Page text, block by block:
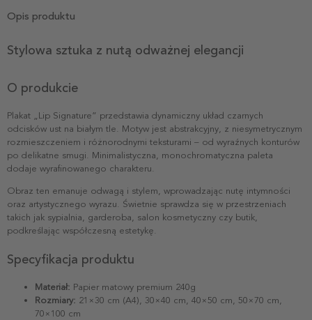
Opis produktu
Stylowa sztuka z nutą odważnej elegancji
O produkcie
Plakat „Lip Signature” przedstawia dynamiczny układ czarnych
odcisków ust na białym tle. Motyw jest abstrakcyjny, z niesymetrycznym
rozmieszczeniem i różnorodnymi teksturami – od wyraźnych konturów
po delikatne smugi. Minimalistyczna, monochromatyczna paleta
dodaje wyrafinowanego charakteru.
Obraz ten emanuje odwagą i stylem, wprowadzając nutę intymności
oraz artystycznego wyrazu. Świetnie sprawdza się w przestrzeniach
takich jak sypialnia, garderoba, salon kosmetyczny czy butik,
podkreślając współczesną estetykę.
Specyfikacja produktu
Materiał: Papier matowy premium 240g
Rozmiary: 21×30 cm (A4), 30×40 cm, 40×50 cm, 50×70 cm,
70×100 cm